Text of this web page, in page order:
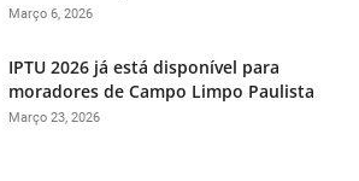
Março 6, 2026
IPTU 2026 já está disponível para
moradores de Campo Limpo Paulista
Março 23, 2026